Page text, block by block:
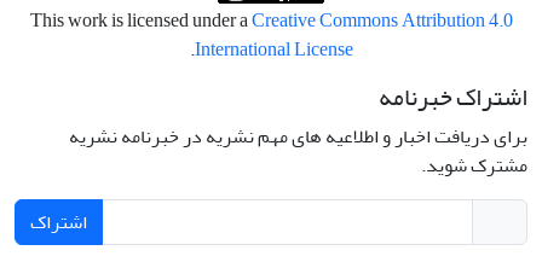
This work is licensed under aCreative Commons Attribution 4.0
International License
.
اشتراک خبرنامه
برای دریافت اخبار و اطلاعیه های مهم نشریه در خبرنامه نشریه
مشترک شوید.
اشتراک